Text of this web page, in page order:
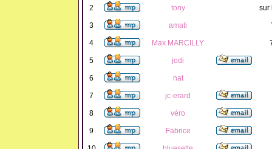
2 tony sur
3 amati
4 Max MARCILLY
5 jodi
6 nat
7 jc-erard
8 véro
9 Fabrice